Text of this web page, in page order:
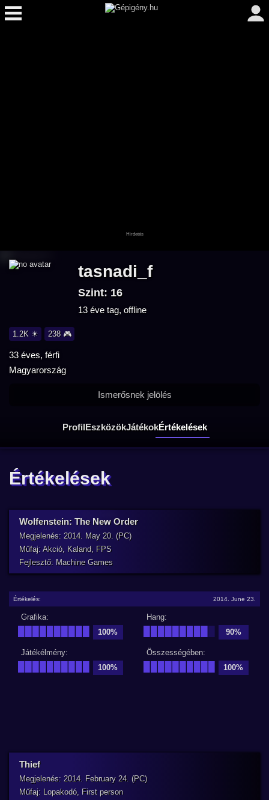
tasnadi_f
Szint: 16
13 éve tag, offline
1.2K ☀ 238 🎮
33 éves, férfi
Magyarország
ProfilEszközökJátékokÉrtékelések
Ismerősnek jelölés
Értékelések
Wolfenstein: The New Order
Megjelenés: 2014. May 20. (PC)
Műfaj: Akció, Kaland, FPS
Fejlesztő: Machine Games
Értékelés: 2014. June 23.
Grafika:
100%
Hang:
90%
Játékélmény:
100%
Összességében:
100%
Thief
Megjelenés: 2014. February 24. (PC)
Műfaj: Lopakodó, First person